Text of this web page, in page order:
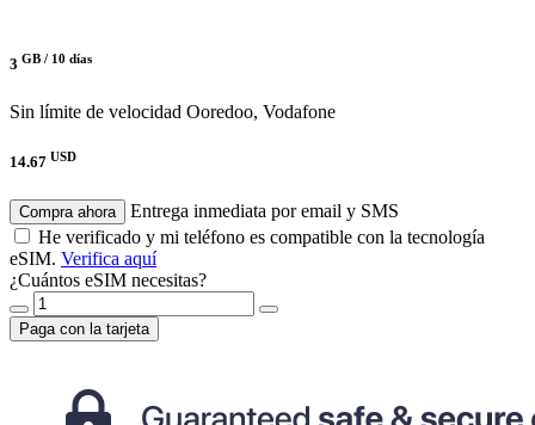
3 GB / 10 días
Sin límite de velocidad Ooredoo, Vodafone
14.67 USD
Compra ahora
Entrega inmediata por email y SMS
He verificado y mi teléfono es compatible con la tecnología
eSIM. Verifica aquí
¿Cuántos eSIM necesitas?
Paga con la tarjeta